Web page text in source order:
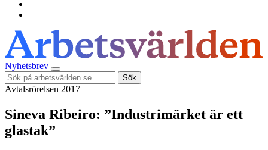
Nyhetsbrev
Sök
Avtalsrörelsen 2017
Sineva Ribeiro: ”Industrimärket är ett
glastak”